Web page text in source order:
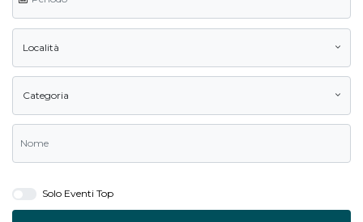
Località
Categoria
Solo Eventi Top